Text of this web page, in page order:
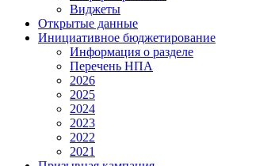
Виджеты
Открытые данные
Инициативное бюджетирование
Информация о разделе
Перечень НПА
2026
2025
2024
2023
2022
2021